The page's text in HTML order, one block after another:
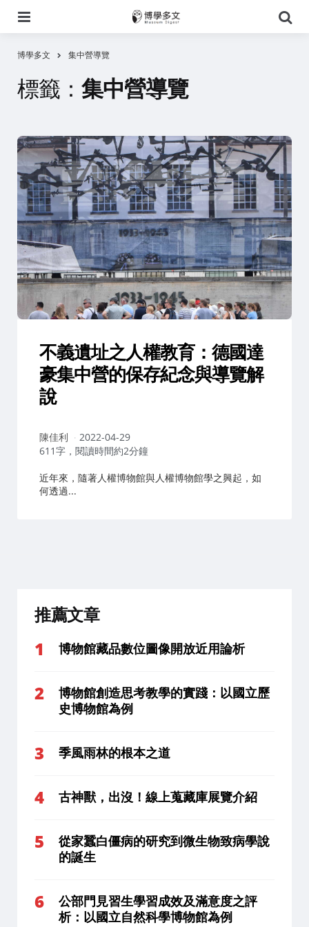
尋
博學多文 集中營導覽
標籤： 集中營導覽
不義遺址之人權教育：德國達
豪集中營的保存紀念與導覽解
說
作
者：
陳佳利
2022-04-29
611字，閱讀時間約2分鐘
近年來，隨著人權博物館與人權博物館學之興起，如
何透過...
推薦文章
博物館藏品數位圖像開放近用論析
博物館創造思考教學的實踐：以國立歷
史博物館為例
季風雨林的根本之道
古神獸，出沒！線上蒐藏庫展覽介紹
從家蠶白僵病的研究到微生物致病學說
的誕生
公部門見習生學習成效及滿意度之評
析：以國立自然科學博物館為例